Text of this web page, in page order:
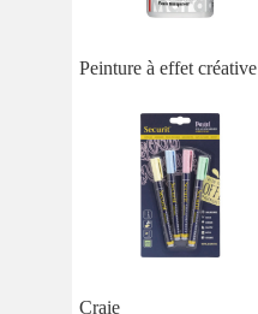
Peinture à effet créative
Craie